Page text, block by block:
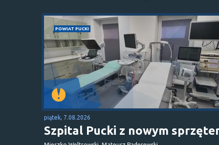
POWIAT PUCKI
piątek, 7.08.2026
Szpital Pucki z nowym